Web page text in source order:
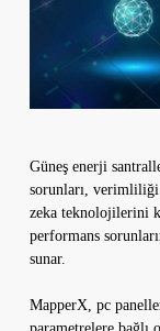
Güneş enerji
sorunları,
zeka teknolojilerini
performans
sunar.
MapperX, pc